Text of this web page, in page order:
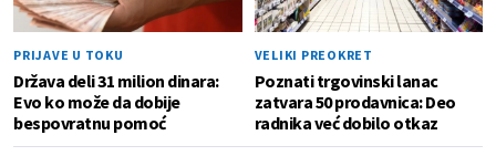
PRIJAVE U TOKU
Država deli 31 milion dinara:
Evo ko može da dobije
bespovratnu pomoć
VELIKI PREOKRET
Poznati trgovinski lanac
zatvara 50 prodavnica: Deo
radnika već dobilo otkaz